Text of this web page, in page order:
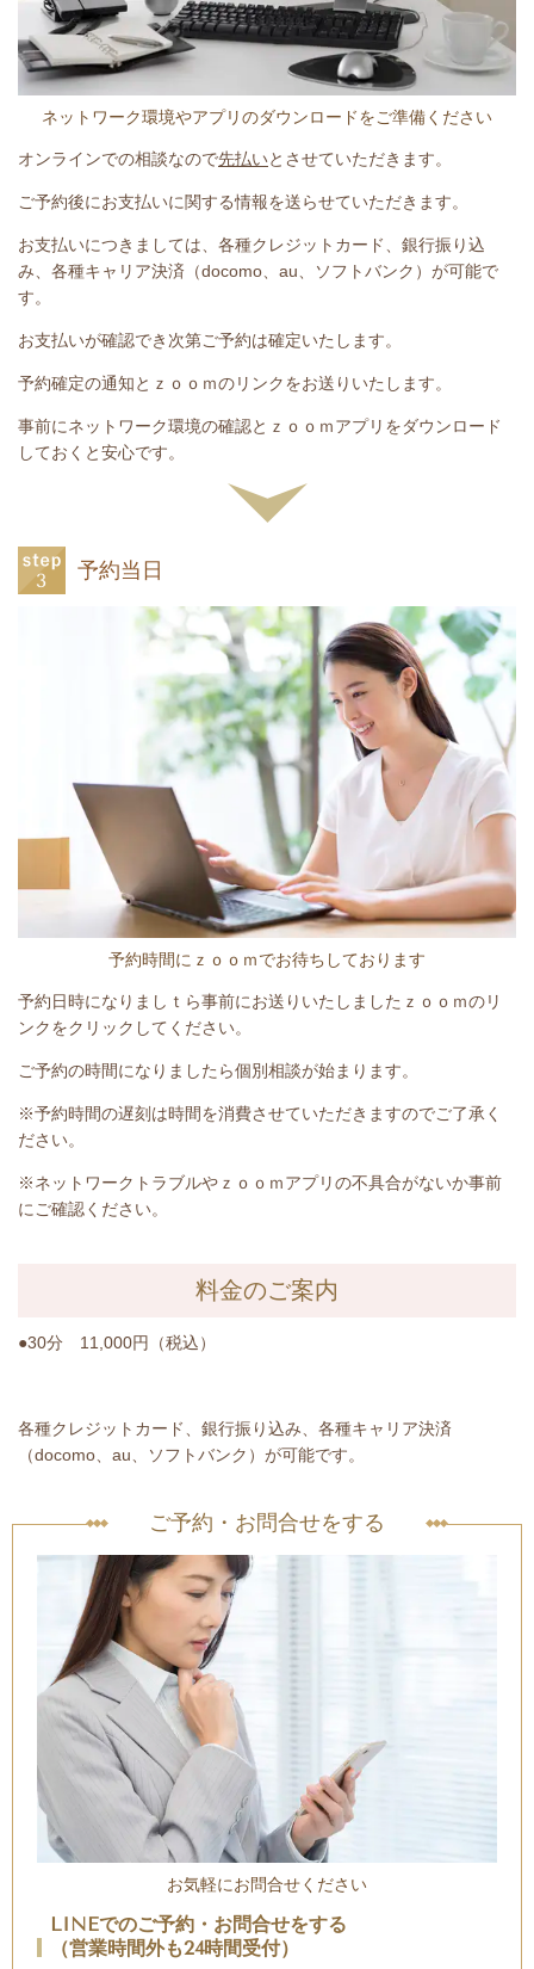
ネットワーク環境やアプリのダウンロードをご準備ください
オンラインでの相談なので先払いとさせていただきます。
ご予約後にお支払いに関する情報を送らせていただきます。
お支払いにつきましては、各種クレジットカード、銀行振り込
み、各種キャリア決済（docomo、au、ソフトバンク）が可能で
す。
お支払いが確認でき次第ご予約は確定いたします。
予約確定の通知とｚｏｏｍのリンクをお送りいたします。
事前にネットワーク環境の確認とｚｏｏｍアプリをダウンロード
しておくと安心です。
予約当日
予約時間にｚｏｏｍでお待ちしております
予約日時になりましｔら事前にお送りいたしましたｚｏｏｍのリ
ンクをクリックしてください。
ご予約の時間になりましたら個別相談が始まります。
※予約時間の遅刻は時間を消費させていただきますのでご了承く
ださい。
※ネットワークトラブルやｚｏｏｍアプリの不具合がないか事前
にご確認ください。
料金のご案内
●30分 11,000円（税込）
各種クレジットカード、銀行振り込み、各種キャリア決済
（docomo、au、ソフトバンク）が可能です。
ご予約・お問合せをする
お気軽にお問合せください
LINEでのご予約・お問合せをする
（営業時間外も24時間受付）